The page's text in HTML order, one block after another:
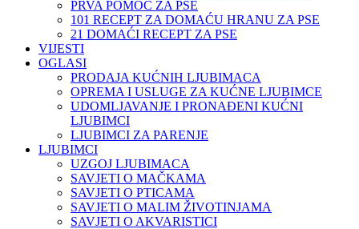
PRVA POMOĆ ZA PSE
101 RECEPT ZA DOMAĆU HRANU ZA PSE
21 DOMAĆI RECEPT ZA PSE
VIJESTI
OGLASI
PRODAJA KUĆNIH LJUBIMACA
OPREMA I USLUGE ZA KUĆNE LJUBIMCE
UDOMLJAVANJE I PRONAĐENI KUĆNI
LJUBIMCI
LJUBIMCI ZA PARENJE
LJUBIMCI
UZGOJ LJUBIMACA
SAVJETI O MAČKAMA
SAVJETI O PTICAMA
SAVJETI O MALIM ŽIVOTINJAMA
SAVJETI O AKVARISTICI